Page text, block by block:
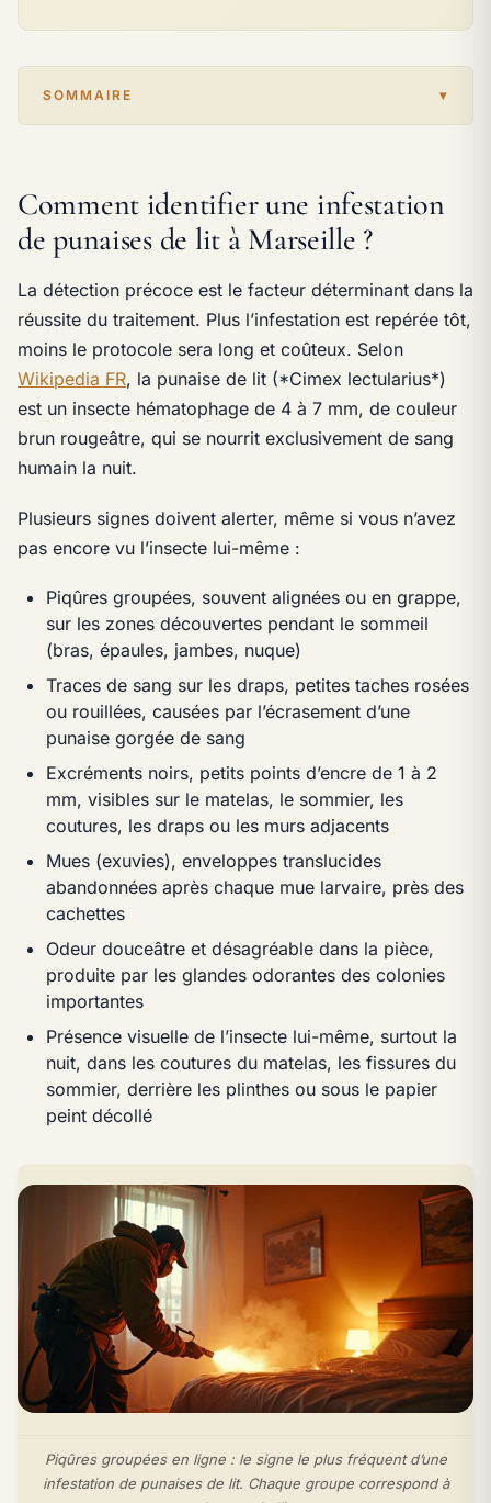
SOMMAIRE
Comment identifier une infestation
de punaises de lit à Marseille ?
La détection précoce est le facteur déterminant dans la
réussite du traitement. Plus l’infestation est repérée tôt,
moins le protocole sera long et coûteux. Selon
Wikipedia FR, la punaise de lit (*Cimex lectularius*)
est un insecte hématophage de 4 à 7 mm, de couleur
brun rougeâtre, qui se nourrit exclusivement de sang
humain la nuit.
Plusieurs signes doivent alerter, même si vous n’avez
pas encore vu l’insecte lui-même :
Piqûres groupées, souvent alignées ou en grappe,
sur les zones découvertes pendant le sommeil
(bras, épaules, jambes, nuque)
Traces de sang sur les draps, petites taches rosées
ou rouillées, causées par l’écrasement d’une
punaise gorgée de sang
Excréments noirs, petits points d’encre de 1 à 2
mm, visibles sur le matelas, le sommier, les
coutures, les draps ou les murs adjacents
Mues (exuvies), enveloppes translucides
abandonnées après chaque mue larvaire, près des
cachettes
Odeur douceâtre et désagréable dans la pièce,
produite par les glandes odorantes des colonies
importantes
Présence visuelle de l’insecte lui-même, surtout la
nuit, dans les coutures du matelas, les fissures du
sommier, derrière les plinthes ou sous le papier
peint décollé
Piqûres groupées en ligne : le signe le plus fréquent d’une
infestation de punaises de lit. Chaque groupe correspond à